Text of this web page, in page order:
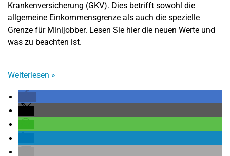
Krankenversicherung (GKV). Dies betrifft sowohl die
allgemeine Einkommensgrenze als auch die spezielle
Grenze für Minijobber. Lesen Sie hier die neuen Werte und
was zu beachten ist.
Weiterlesen »